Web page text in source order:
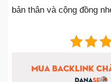
bản thân và cộng đồng